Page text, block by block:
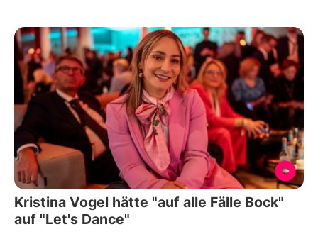
Kristina Vogel hätte "auf alle Fälle Bock"
auf "Let's Dance"